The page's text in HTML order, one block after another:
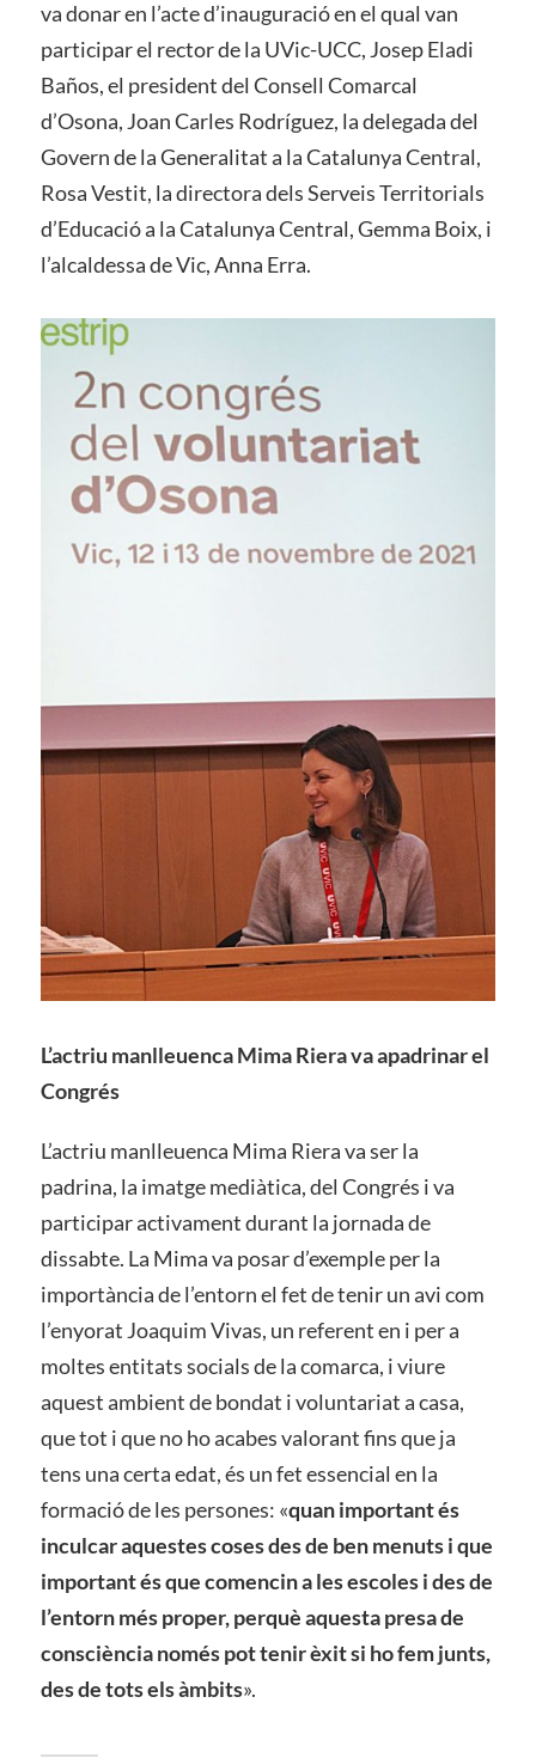
va donar en l’acte d’inauguració en el qual van
participar el rector de la UVic-UCC, Josep Eladi
Baños, el president del Consell Comarcal
d’Osona, Joan Carles Rodríguez, la delegada del
Govern de la Generalitat a la Catalunya Central,
Rosa Vestit, la directora dels Serveis Territorials
d’Educació a la Catalunya Central, Gemma Boix, i
l’alcaldessa de Vic, Anna Erra.
L’actriu manlleuenca Mima Riera va apadrinar el
Congrés
L’actriu manlleuenca Mima Riera va ser la
padrina, la imatge mediàtica, del Congrés i va
participar activament durant la jornada de
dissabte. La Mima va posar d’exemple per la
importància de l’entorn el fet de tenir un avi com
l’enyorat Joaquim Vivas, un referent en i per a
moltes entitats socials de la comarca, i viure
aquest ambient de bondat i voluntariat a casa,
que tot i que no ho acabes valorant fins que ja
tens una certa edat, és un fet essencial en la
formació de les persones: «quan important és
inculcar aquestes coses des de ben menuts i que
important és que comencin a les escoles i des de
l’entorn més proper, perquè aquesta presa de
consciència només pot tenir èxit si ho fem junts,
des de tots els àmbits».